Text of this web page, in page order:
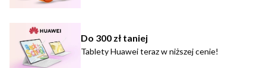
Do 300 zł taniej
Tablety Huawei teraz w niższej cenie!